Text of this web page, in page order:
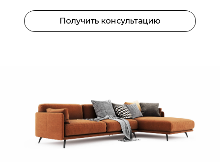
Получить консультацию